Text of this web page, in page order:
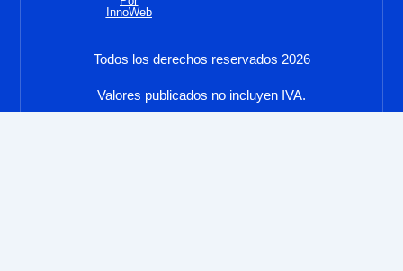
g
a
o
k
InnoWeb
Todos los derechos reservados 2026
Valores publicados no incluyen IVA.